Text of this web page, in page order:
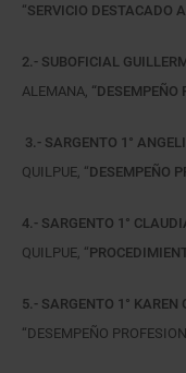
“SERVICIO DESTACADO
2.- SUBOFICIAL
ALEMANA, “DESEMPEÑO
3.- SARGENTO 1°
QUILPUE, “DESEMPEÑO
4.- SARGENTO 1°
QUILPUE, “
5.- SARGENTO 1° KAREN
“DESEMPEÑO